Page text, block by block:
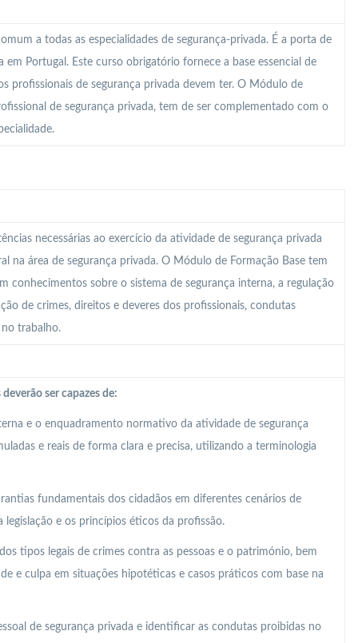
a todas as especialidades de segurança-privada. É a porta de
Portugal. Este curso obrigatório fornece a base essencial de
profissionais de segurança privada devem ter. O Módulo de
de segurança privada, tem de ser complementado com o
necessárias ao exercício da atividade de segurança privada
na área de segurança privada. O Módulo de Formação Base tem
conhecimentos sobre o sistema de segurança interna, a regulação
de crimes, direitos e deveres dos profissionais, condutas
no trabalho.
ser capazes de:
e o enquadramento normativo da atividade de segurança
e reais de forma clara e precisa, utilizando a terminologia
fundamentais dos cidadãos em diferentes cenários de
e os princípios éticos da profissão.
tipos legais de crimes contra as pessoas e o património, bem
e culpa em situações hipotéticas e casos práticos com base na
de segurança privada e identificar as condutas proibidas no